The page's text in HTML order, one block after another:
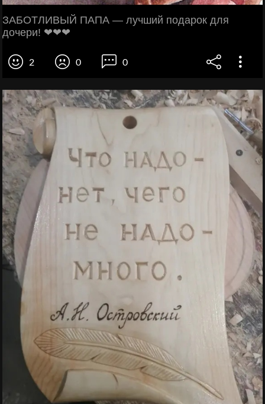
ЗАБОТЛИВЫЙ ПАПА — лучший подарок для
дочери! ❤❤❤
2 0 0